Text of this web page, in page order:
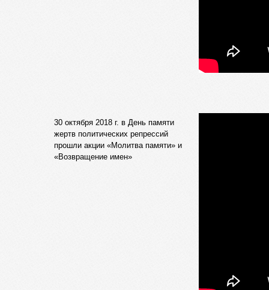
30 октября 2018 г. в День памяти
жертв политических репрессий
прошли акции «Молитва памяти» и
«Возвращение имен»